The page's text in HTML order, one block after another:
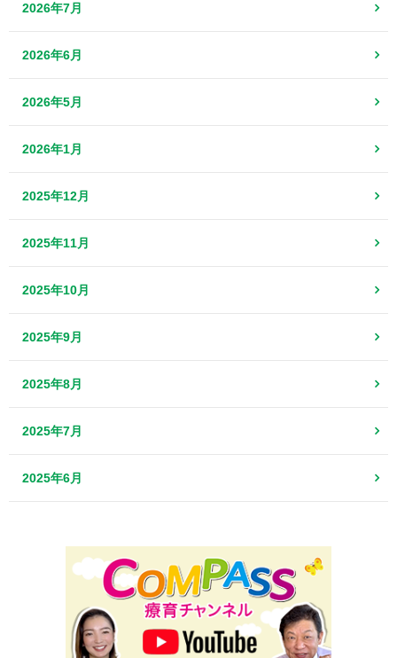
2026年7月
2026年6月
2026年5月
2026年1月
2025年12月
2025年11月
2025年10月
2025年9月
2025年8月
2025年7月
2025年6月